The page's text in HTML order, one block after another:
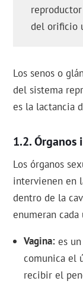
del orificio
Los senos o
del sistema
es la lactancia
Órganos
Los órganos
intervienen en
dentro de la
enumeran
Vagina es
comunica el
recibir el